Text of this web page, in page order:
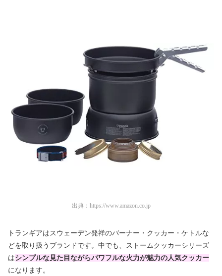
出典： https://www.amazon.co.jp
トランギアはスウェーデン発祥のバーナー・クッカー・ケトルな
どを取り扱うブランドです。中でも、ストームクッカーシリーズ
はシンプルな見た目ながらパワフルな火力が魅力の人気クッカー
になります。